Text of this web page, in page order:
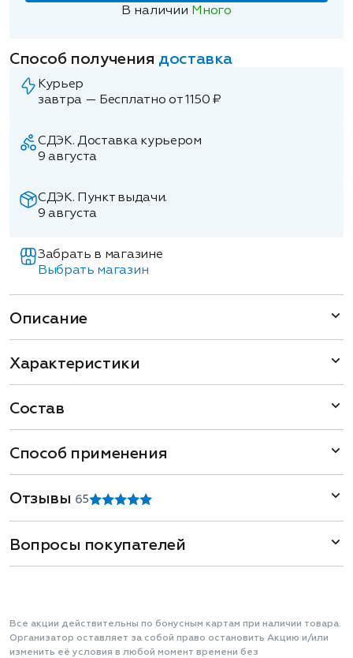
В наличии Много
Способ получения доставка
Курьер
завтра — Бесплатно от 1150 ₽
СДЭК. Доставка курьером
9 августа
СДЭК. Пункт выдачи.
9 августа
Забрать в магазине
Выбрать магазин
Описание
Характеристики
Состав
Способ применения
Отзывы 65
Вопросы покупателей
Все акции действительны по бонусным картам при наличии товара.
Организатор оставляет за собой право остановить Акцию и/или
изменить её условия в любой момент времени без